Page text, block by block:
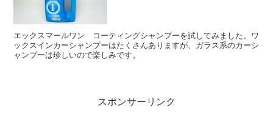
エックスマールワン コーティングシャンプーを試してみました。ワ
ックスインカーシャンプーはたくさんありますが、ガラス系のカーシ
ャンプーは珍しいので楽しみです。
スポンサーリンク